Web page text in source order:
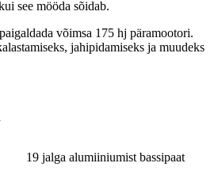
see mööda sõidab.
võimsa 175 hj päramootori.
jahipidamiseks ja muudeks
19 jalga alumiiniumist bassipaat